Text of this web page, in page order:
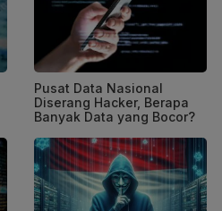
Pusat Data Nasional
Diserang Hacker, Berapa
Banyak Data yang Bocor?